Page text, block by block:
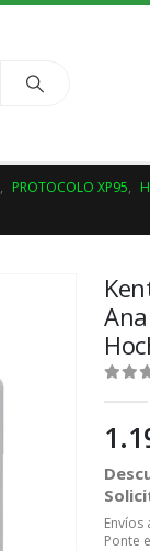
, PROTOCOLO XP95,
Envíos
Ponte